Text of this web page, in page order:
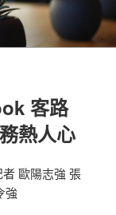
客路
熱人心
歐陽志強 張
強